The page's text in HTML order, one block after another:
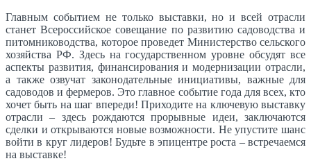
Главным событием не только выставки, но и всей отрасли
станет Всероссийское совещание по развитию садоводства и
питомниководства, которое проведет Министерство сельского
хозяйства РФ. Здесь на государственном уровне обсудят все
аспекты развития, финансирования и модернизации отрасли,
а также озвучат законодательные инициативы, важные для
садоводов и фермеров. Это главное событие года для всех, кто
хочет быть на шаг впереди! Приходите на ключевую выставку
отрасли – здесь рождаются прорывные идеи, заключаются
сделки и открываются новые возможности. Не упустите шанс
войти в круг лидеров! Будьте в эпицентре роста – встречаемся
на выставке!